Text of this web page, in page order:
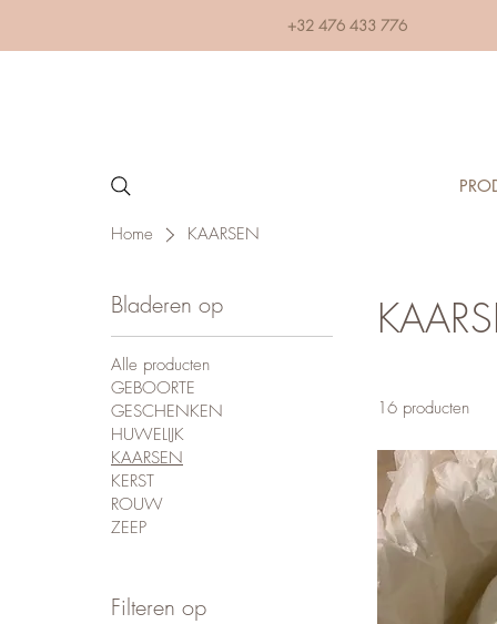
+32 476 433 776
Home KAARSEN
Bladeren op
Alle producten
GEBOORTE
GESCHENKEN
HUWELIJK
KAARSEN
KERST
ROUW
ZEEP
Filteren op
16 producten